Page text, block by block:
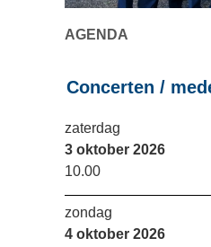
AGENDA
Concerten /
zaterdag
3 oktober 2026
10.00
zondag
4 oktober 2026